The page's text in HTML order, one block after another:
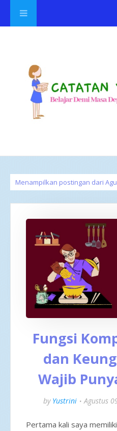
Menampilkan postingan dari
Fungsi
dan
Wajib
by Yustrini Agustus
Pertama kali saya